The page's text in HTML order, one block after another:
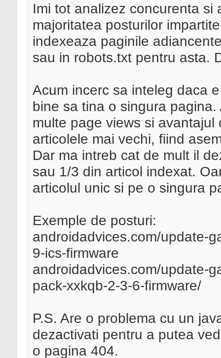
Imi tot analizez concurenta si
majoritatea posturilor
indexeaza paginile
sau in robots.txt pentru asta.
Acum incerc sa inteleg daca
bine sa tina o singura
multe page views si
articolele mai vechi, fiind
Dar ma intreb cat de mult il
sau 1/3 din articol indexat.
articolul unic si pe o singura
Exemple de posturi:
androidadvices.com/update-
9-ics-firmware
androidadvices.com/update-
pack-xxkqb-2-3-6-firmware/
P.S. Are o problema cu un
dezactivati pentru a putea
o pagina 404.